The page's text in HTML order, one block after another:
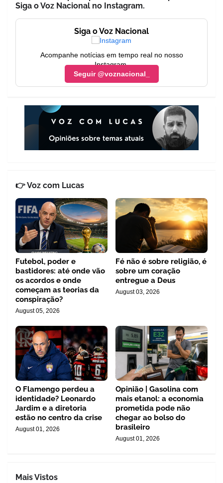
Siga o Voz Nacional no Instagram.
Siga o Voz Nacional
Acompanhe notícias em tempo real no nosso
Instagram.
Seguir @voznacional_
👉 Voz com Lucas
Futebol, poder e
bastidores: até onde vão
os acordos e onde
começam as teorias da
conspiração?
August 05, 2026
Fé não é sobre religião, é
sobre um coração
entregue a Deus
August 03, 2026
O Flamengo perdeu a
identidade? Leonardo
Jardim e a diretoria
estão no centro da crise
August 01, 2026
Opinião | Gasolina com
mais etanol: a economia
prometida pode não
chegar ao bolso do
brasileiro
August 01, 2026
Mais Vistos